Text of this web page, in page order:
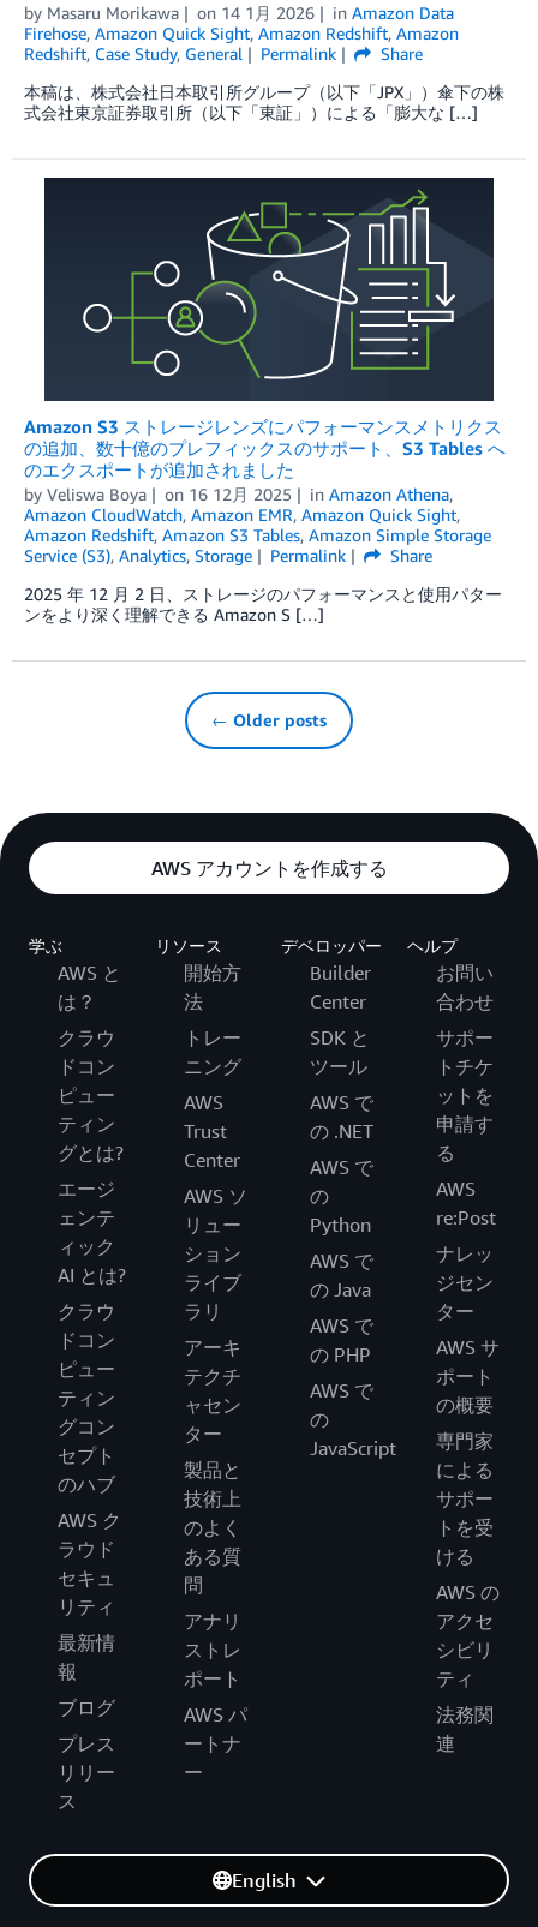
by Masaru Morikawa on 14 1月 2026 in Amazon Data
Firehose, Amazon Quick Sight, Amazon Redshift, Amazon
Redshift, Case Study, General Permalink
Share
本稿は、株式会社日本取引所グループ（以下「JPX」）傘下の株
式会社東京証券取引所（以下「東証」）による「膨大な […]
Amazon S3 ストレージレンズにパフォーマンスメトリクス
の追加、数十億のプレフィックスのサポート、S3 Tables へ
のエクスポートが追加されました
by Veliswa Boya on 16 12月 2025 in Amazon Athena,
Amazon CloudWatch, Amazon EMR, Amazon Quick Sight,
Amazon Redshift, Amazon S3 Tables, Amazon Simple Storage
Service (S3), Analytics, Storage Permalink
Share
2025 年 12 月 2 日、ストレージのパフォーマンスと使用パター
ンをより深く理解できる Amazon S […]
← Older posts
AWS アカウントを作成する
学ぶ
AWS と
は？
クラウ
ドコン
ピュー
ティン
グとは?
エージ
ェンテ
ィック
AI とは?
クラウ
ドコン
ピュー
ティン
グコン
セプト
のハブ
AWS ク
ラウド
セキュ
リティ
最新情
報
ブログ
プレス
リリー
ス
リソース
開始方
法
トレー
ニング
AWS
Trust
Center
AWS ソ
リュー
ション
ライブ
ラリ
アーキ
テクチ
ャセン
ター
製品と
技術上
のよく
ある質
問
アナリ
ストレ
ポート
AWS パ
ートナ
ー
デベロッパー
Builder
Center
SDK と
ツール
AWS で
の .NET
AWS で
の
Python
AWS で
の Java
AWS で
の PHP
AWS で
の
JavaScript
ヘルプ
お問い
合わせ
サポー
トチケ
ットを
申請す
る
AWS
re:Post
ナレッ
ジセン
ター
AWS サ
ポート
の概要
専門家
による
サポー
トを受
ける
AWS の
アクセ
シビリ
ティ
法務関
連
English